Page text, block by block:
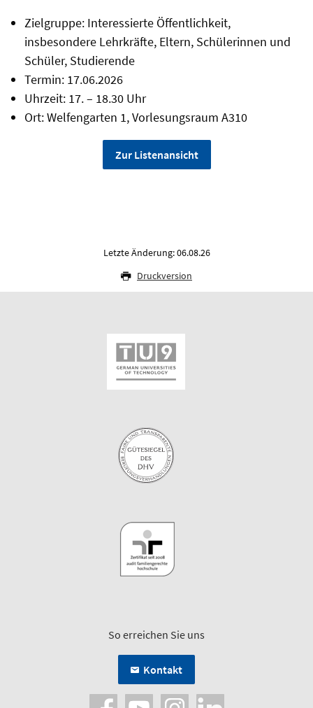
Zielgruppe: Interessierte Öffentlichkeit,
insbesondere Lehrkräfte, Eltern, Schülerinnen und
Schüler, Studierende
Termin: 17.06.2026
Uhrzeit: 17. – 18.30 Uhr
Ort: Welfengarten 1, Vorlesungsraum A310
Zur Listenansicht
Letzte Änderung: 06.08.26
Druckversion
So erreichen Sie uns
Kontakt